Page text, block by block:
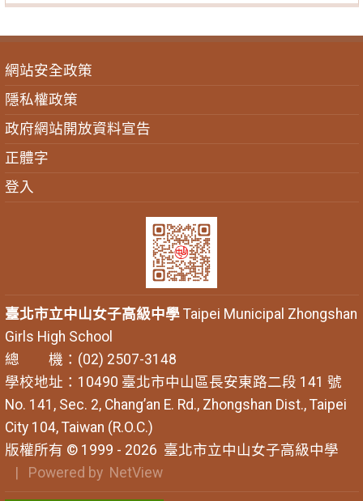
網站安全政策
隱私權政策
政府網站開放資料宣告
正體字
登入
臺北市立中山女子高級中學Taipei Municipal Zhongshan
Girls High School
總 機：(02) 2507-3148
學校地址：10490 臺北市中山區長安東路二段 141 號
No. 141, Sec. 2, Chang’an E. Rd., Zhongshan Dist., Taipei
City 104, Taiwan (R.O.C.)
版權所有 © 1999 - 2026 臺北市立中山女子高級中學
| Powered by NetView